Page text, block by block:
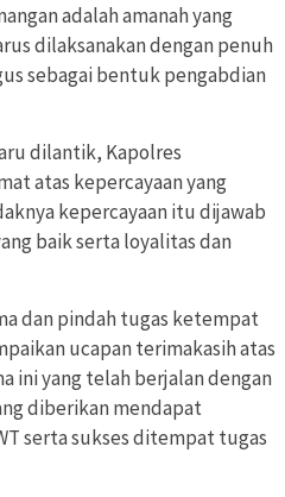
adalah amanah yang
dilaksanakan dengan penuh
sebagai bentuk pengabdian
dilantik, Kapolres
atas kepercayaan yang
kepercayaan itu dijawab
baik serta loyalitas dan
dan pindah tugas ketempat
ucapan terimakasih atas
ini yang telah berjalan dengan
diberikan mendapat
serta sukses ditempat tugas